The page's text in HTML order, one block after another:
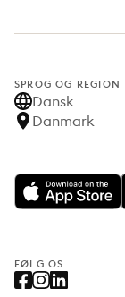
SPROG OG REGION
Dansk
Danmark
FØLG OS